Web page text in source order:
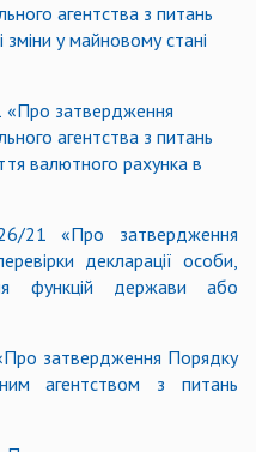
агентства з питань
зміни у майновому стані
затвердження
агентства з питань
валютного рахунка в
«Про затвердження
декларації особи,
функцій держави або
затвердження Порядку
агентством з питань